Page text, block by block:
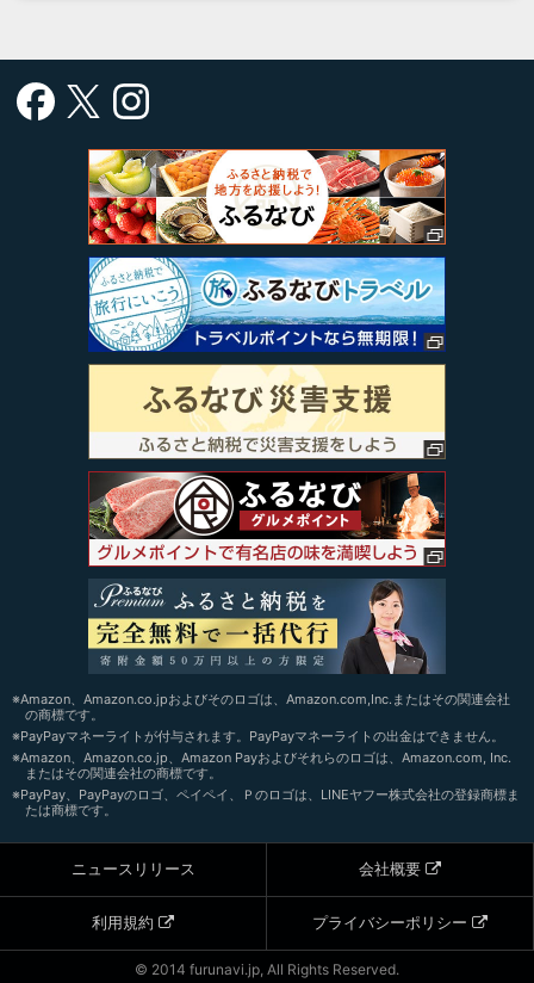
※Amazon、Amazon.co.jpおよびそのロゴは、Amazon.com,Inc.またはその関連会社
の商標です。
※PayPayマネーライトが付与されます。PayPayマネーライトの出金はできません。
※Amazon、Amazon.co.jp、Amazon Payおよびそれらのロゴは、Amazon.com, Inc.
またはその関連会社の商標です。
※PayPay、PayPayのロゴ、ペイペイ、Ｐのロゴは、LINEヤフー株式会社の登録商標ま
たは商標です。
ニュースリリース 会社概要
利用規約 プライバシーポリシー
© 2014 furunavi.jp, All Rights Reserved.